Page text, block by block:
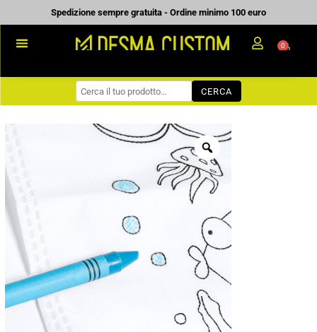
al
contenuto
Spedizione sempre gratuita - Ordine minimo 100 euro
WORKWEAR
COME ORDINARE
0
CERCA